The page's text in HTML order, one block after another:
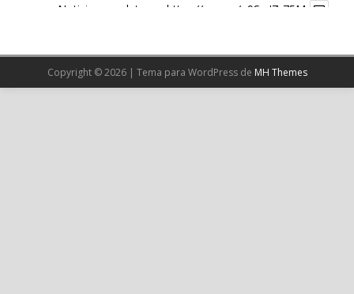
Noticia completa en: https://wp.me/p9SwIZ-75M
Cargar más
Copyright © 2026 | Tema para WordPress de MH Themes